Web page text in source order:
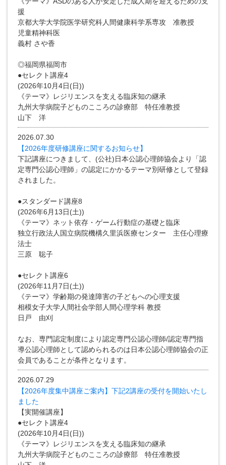
援
京都大学大学院医学研究科人間健康科学系専攻 准教授
児童精神科医
義村 さや香
◎福岡県福岡市
●セレクト講座4
(2026年10月4日(日))
《テーマ》レジリエンスを支える臨床知の継承
九州大学病院子どものこころの診療部 特任准教授
山下 洋
2026.07.30
【2026年度研修講座に関するお知らせ】
下記講座につきまして、(公社)日本公認心理師協会より「認
定専門公認心理師」の認定にかかるテーマ別研修として登録
されました。
●スタンダード講座8
(2026年6月13日(土))
《テーマ》ネット依存・ゲーム行動症の基礎と臨床
独立行政法人国立病院機構久里浜医療センター 主任心理療
法士
三原 聡子
●セレクト講座6
(2026年11月7日(土))
《テーマ》学齢期の発達障害の子どもへの心理支援
相模女子大学人間社会学部人間心理学科 教授
日戸 由刈
なお、専門認定制度により認定専門公認心理師/認定専門指
導公認心理師として認められるのは日本公認心理師協会の正
会員であることが条件となります。
2026.07.29
【2026年度集中講座ご案内】下記2講座の受付を開始いたし
ました
【実開催講座】
●セレクト講座4
(2026年10月4日(日))
《テーマ》レジリエンスを支える臨床知の継承
九州大学病院子どものこころの診療部 特任准教授